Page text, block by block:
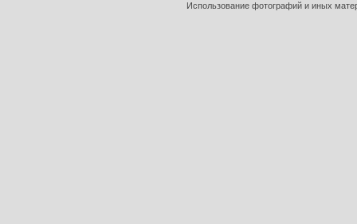
Использование фотографий и иных